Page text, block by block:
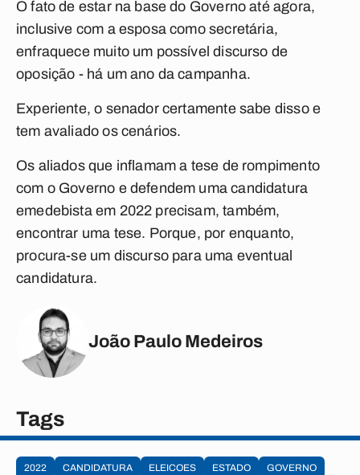
O fato de estar na base do Governo até agora,
inclusive com a esposa como secretária,
enfraquece muito um possível discurso de
oposição - há um ano da campanha.
Experiente, o senador certamente sabe disso e
tem avaliado os cenários.
Os aliados que inflamam a tese de rompimento
com o Governo e defendem uma candidatura
emedebista em 2022 precisam, também,
encontrar uma tese. Porque, por enquanto,
procura-se um discurso para uma eventual
candidatura.
João Paulo Medeiros
Tags
2022 CANDIDATURA ELEICOES ESTADO
GOVERNO